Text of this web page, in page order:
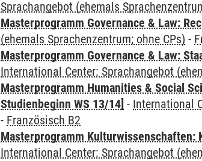
Sprachangebot (ehemals
Masterprogramm Governance & Law:
(ehemals Sprachenzentrum; ohne CPs) -
Masterprogramm Governance & Law:
International Center: Sprachangebot
Masterprogramm Humanities & Social
Studienbeginn WS 13/14] - International
- Französisch B2
Masterprogramm Kulturwissenschaften:
International Center: Sprachangebot